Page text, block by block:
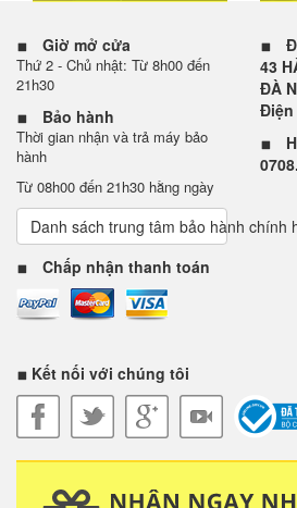
Giờ mở cửa
Thứ 2 - Chủ nhật: Từ 8h00 đến
21h30
Bảo hành
Thời gian nhận và trả máy bảo
hành
Từ 08h00 đến 21h30 hằng ngày
Danh sách trung tâm bảo hành chính
Chấp nhận thanh toán
43
ĐÀ
Điện
Kết nối với chúng tôi